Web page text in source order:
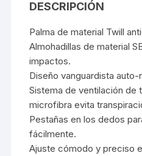
DESCRIPCIÓN
Palma de material Twill
Almohadillas de material
impactos.
Diseño vanguardista
Sistema de ventilación de
microfibra evita
Pestañas en los dedos
fácilmente.
Ajuste cómodo y preciso